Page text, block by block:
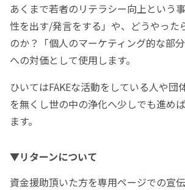
あくまで若者のリテラシー向上という
性を出す/発言をする」や、どうやった
のか？「個人のマーケティング的な部
への対価として使用します。
ひいてはFAKEな活動をしている人や団
を無くし世の中の浄化へ少しでも進め
ます。
▼リターンについて
資金援助頂いた方を専用ページでの宣伝